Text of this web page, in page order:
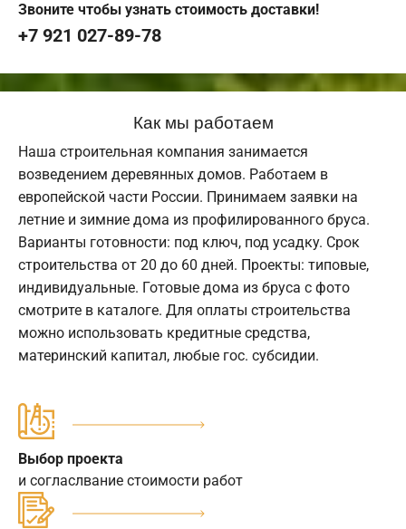
Звоните чтобы узнать стоимость доставки!
+7 921 027-89-78
Как мы работаем
Наша строительная компания занимается
возведением деревянных домов. Работаем в
европейской части России. Принимаем заявки на
летние и зимние дома из профилированного бруса.
Варианты готовности: под ключ, под усадку. Срок
строительства от 20 до 60 дней. Проекты: типовые,
индивидуальные. Готовые дома из бруса с фото
смотрите в каталоге. Для оплаты строительства
можно использовать кредитные средства,
материнский капитал, любые гос. субсидии.
Выбор проекта
и согласлвание стоимости работ